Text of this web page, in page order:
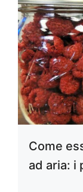
Come
ad aria: i